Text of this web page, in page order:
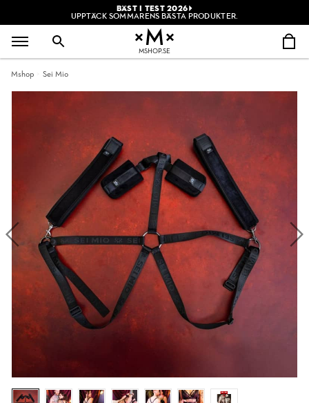
BÄST I TEST 2026
UPPTÄCK SOMMARENS BÄSTA PRODUKTER.
MSHOP.SE
Mshop Sei Mio